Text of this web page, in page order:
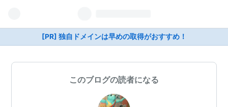
[PR] 独自ドメインは早めの取得がおすすめ！
このブログの読者になる